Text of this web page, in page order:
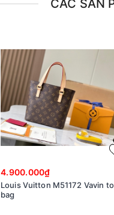
CÁC SẢN
4.900.000₫
Louis Vuitton M51172 Vavin
bag